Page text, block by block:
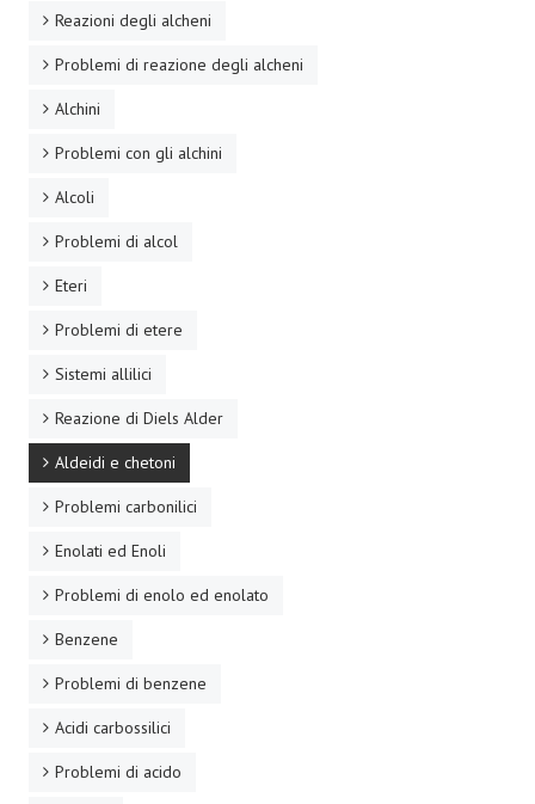
Reazioni degli alcheni
Problemi di reazione degli alcheni
Alchini
Problemi con gli alchini
Alcoli
Problemi di alcol
Eteri
Problemi di etere
Sistemi allilici
Reazione di Diels Alder
Aldeidi e chetoni
Problemi carbonilici
Enolati ed Enoli
Problemi di enolo ed enolato
Benzene
Problemi di benzene
Acidi carbossilici
Problemi di acido